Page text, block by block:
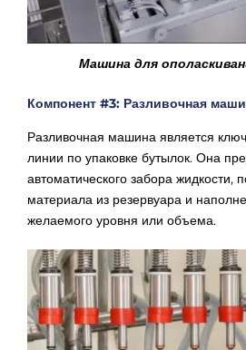
Машина для
Компонент #3: Разливочная
Разливочная машина является
линии по упаковке бутылок. Она
автоматического забора жидкости,
материала из резервуара и
желаемого уровня или объема.